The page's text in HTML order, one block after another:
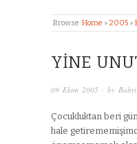
Browse:Home » 2005 »
YINE
09 Ekim 2005 · by
Çocukluktan beri
hale